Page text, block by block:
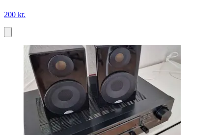
200 kr.